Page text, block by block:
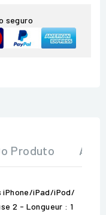
seguro
Produto
iPhone/iPad/iPod/
2 - Longueur : 1